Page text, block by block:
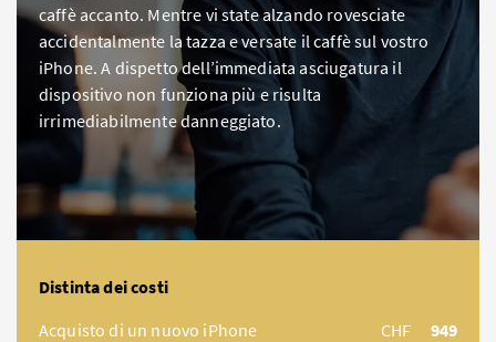
caffè accanto. Mentre vi state alzando rovesciate
accidentalmente la tazza e versate il caffè sul vostro
iPhone. A dispetto dell’immediata asciugatura il
dispositivo non funziona più e risulta
irrimediabilmente danneggiato.
Distinta dei costi
Acquisto di un nuovo iPhone
CHF
949